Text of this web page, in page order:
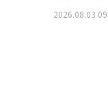
2026.08.03